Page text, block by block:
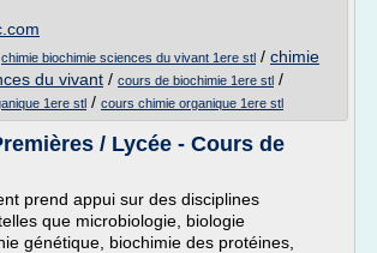
chimie biochimie sciences du vivant 1ere stl / chimie
du vivant / cours de biochimie 1ere stl /
1ere stl / cours chimie organique 1ere stl
/ Lycée - Cours de
prend appui sur des disciplines
que microbiologie, biologie
génétique, biochimie des protéines,